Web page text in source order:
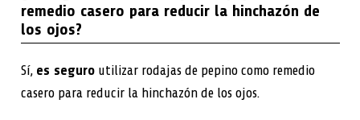
remedio casero para reducir la hinchazón de
los ojos?
Sí, es seguroutilizar rodajas de pepino como remedio
casero para reducir la hinchazón de los ojos.